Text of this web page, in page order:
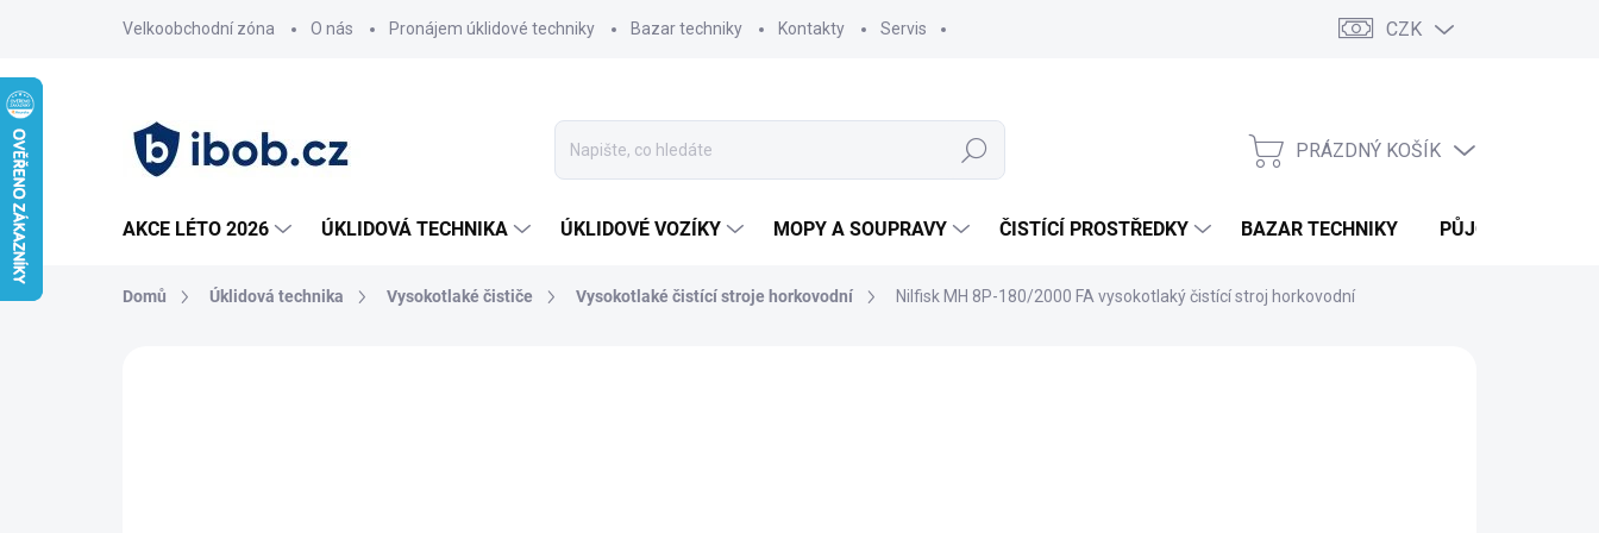
Velkoobchodní zóna O nás Pronájem úklidové techniky Bazar techniky Kontakty Servis CZK
Hledat
NÁKUPNÍ
PRÁZDNÝ KOŠÍK
AKCE LÉTO 2026 ÚKLIDOVÁ TECHNIKA ÚKLIDOVÉ VOZÍKY MOPY A SOUPRAVY ČISTÍCÍ PROSTŘEDKY BAZAR TECHNIKY PŮJČOVNA
Domů Úklidová technika Vysokotlaké čističe Vysokotlaké čistící stroje horkovodní Nilfisk MH 8P-180/2000 FA vysokotlaký čistící stroj horkovodní